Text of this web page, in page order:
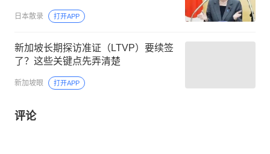
日本散录 打开APP
新加坡长期探访准证（LTVP）要续签
了？这些关键点先弄清楚
新加坡眼 打开APP
评论